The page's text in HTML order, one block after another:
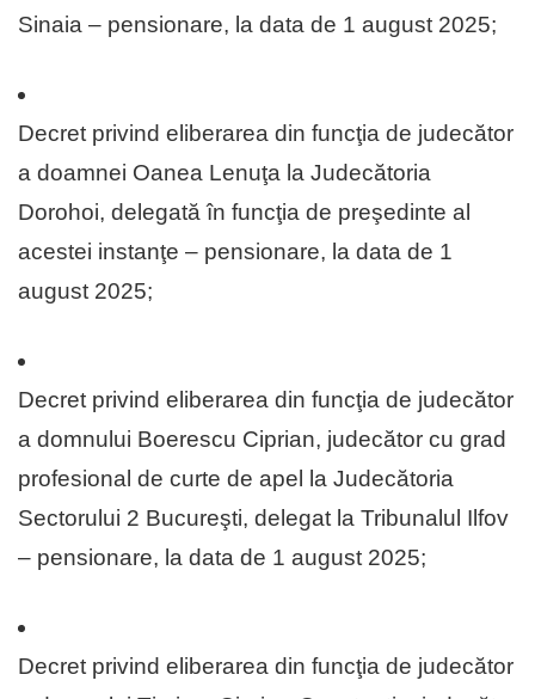
Sinaia – pensionare, la data de 1 august 2025;
Decret privind eliberarea din funcţia de judecător
a doamnei Oanea Lenuţa la Judecătoria
Dorohoi, delegată în funcţia de preşedinte al
acestei instanţe – pensionare, la data de 1
august 2025;
Decret privind eliberarea din funcţia de judecător
a domnului Boerescu Ciprian, judecător cu grad
profesional de curte de apel la Judecătoria
Sectorului 2 Bucureşti, delegat la Tribunalul Ilfov
– pensionare, la data de 1 august 2025;
Decret privind eliberarea din funcţia de judecător